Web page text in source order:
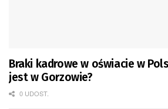
Braki kadrowe w oświacie w
jest w Gorzowie?
0 UDOST.